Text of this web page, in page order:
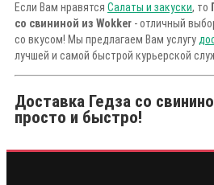
Если Вам нравятся Салаты и закуски, то
со свининой из Wokker - отличный
со вкусом! Мы предлагаем Вам услугу
лучшей и самой быстрой курьерской
Доставка Гедза со
просто и быстро!